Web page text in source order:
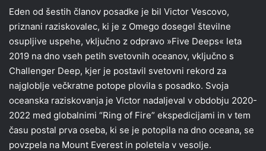
Eden od šestih članov posadke je bil Victor Vescovo,
priznani raziskovalec, ki je z Omego dosegel številne
osupljive uspehe, vključno z odpravo »Five Deeps« leta
2019 na dno vseh petih svetovnih oceanov, vključno s
Challenger Deep, kjer je postavil svetovni rekord za
najgloblje večkratne potope plovila s posadko. Svoja
oceanska raziskovanja je Victor nadaljeval v obdobju 2020-
2022 med globalnimi “Ring of Fire” ekspedicijami in v tem
času postal prva oseba, ki se je potopila na dno oceana, se
povzpela na Mount Everest in poletela v vesolje.